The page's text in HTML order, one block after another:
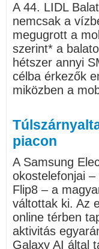
A 44. LIDL
nemcsak a
megugrott a
szerint* a
hétszer annyi
célba érkezők
miközben a
piacon
A Samsung
okostelefonjai
Flip8 – a
váltottak ki. Az
online térben
aktivitás
Galaxy AI által